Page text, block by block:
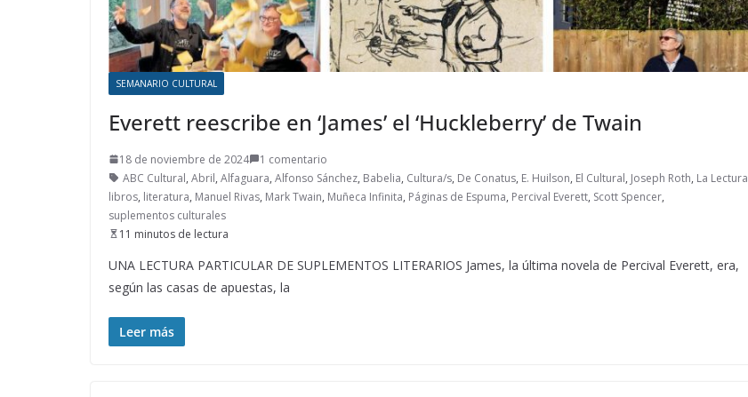
SEMANARIO CULTURAL
Everett reescribe en ‘James’ el ‘Huckleberry’ de Twain
18 de noviembre de 2024
1 comentario
ABC Cultural, Abril, Alfaguara, Alfonso Sánchez, Babelia, Cultura/s, De Conatus, E. Huilson, El Cultural, Joseph Roth, La Lectura
libros, literatura, Manuel Rivas, Mark Twain, Muñeca Infinita, Páginas de Espuma, Percival Everett, Scott Spencer,
suplementos culturales
11 minutos de lectura
UNA LECTURA PARTICULAR DE SUPLEMENTOS LITERARIOS James, la última novela de Percival Everett, era,
según las casas de apuestas, la
Leer más